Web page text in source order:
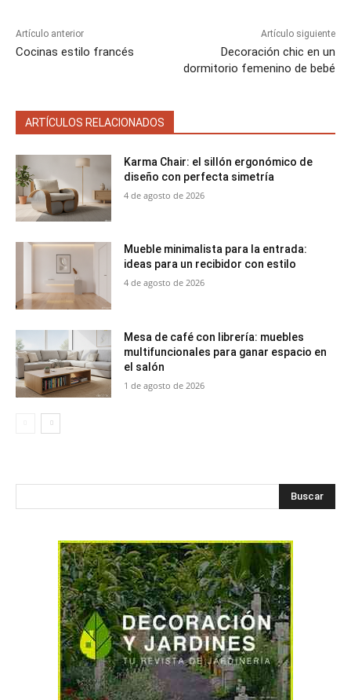
Artículo anterior
Cocinas estilo francés
Artículo siguiente
Decoración chic en un
dormitorio femenino de bebé
ARTÍCULOS RELACIONADOS
Karma Chair: el sillón ergonómico de
diseño con perfecta simetría
4 de agosto de 2026
Mueble minimalista para la entrada:
ideas para un recibidor con estilo
4 de agosto de 2026
Mesa de café con librería: muebles
multifuncionales para ganar espacio en
el salón
1 de agosto de 2026
Buscar